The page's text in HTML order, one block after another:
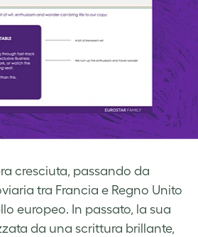
cresciuta, passando da
tra Francia e Regno Unito
europeo. In passato, la sua
da una scrittura brillante,